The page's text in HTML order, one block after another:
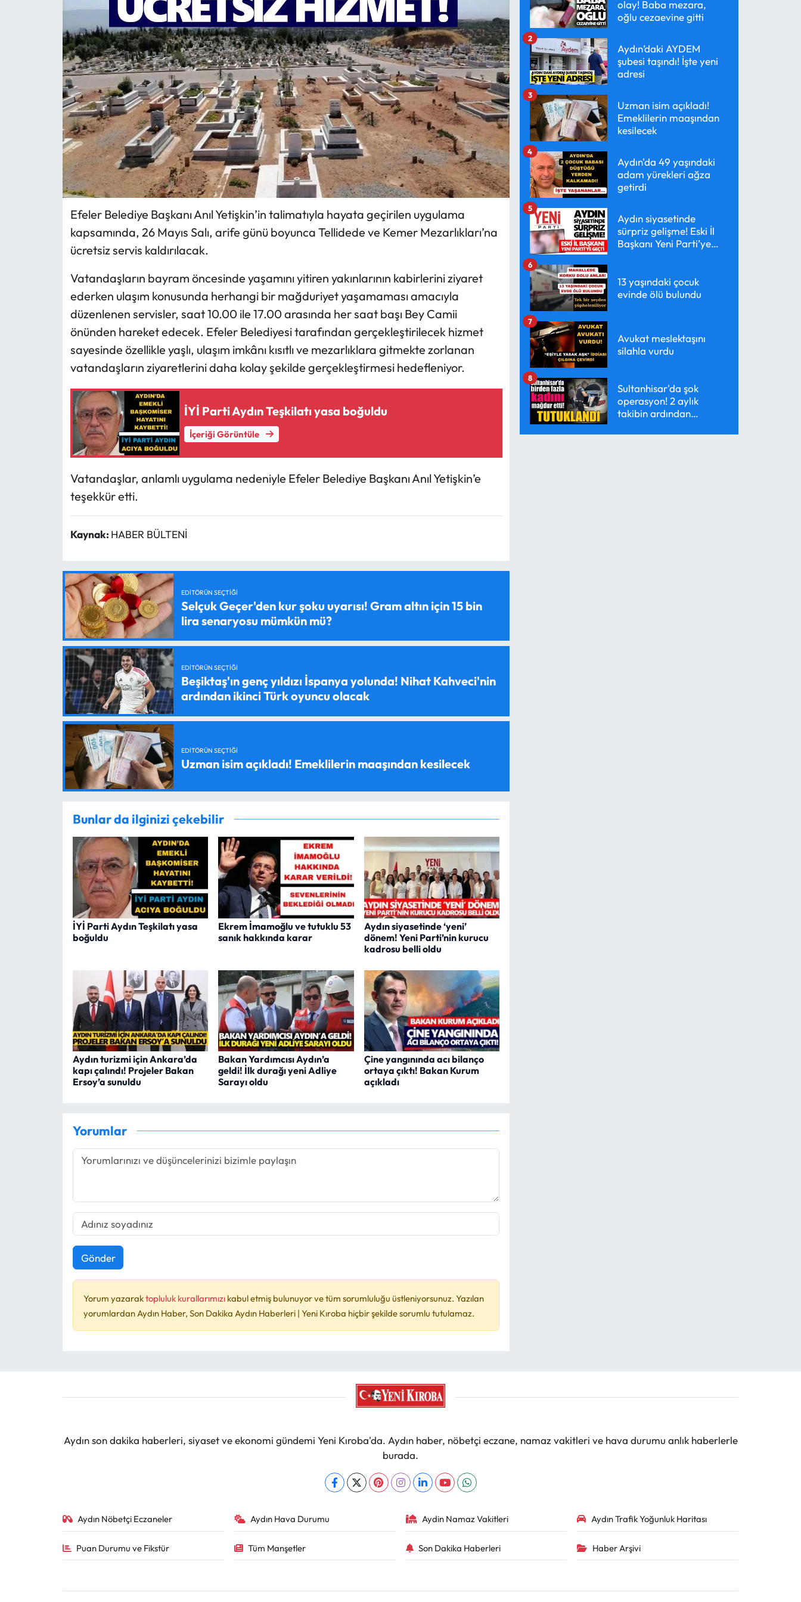
Efeler Belediye Başkanı Anıl Yetişkin’in talimatıyla hayata geçirilen uygulama
kapsamında, 26 Mayıs Salı, arife günü boyunca Tellidede ve Kemer Mezarlıkları’na
ücretsiz servis kaldırılacak.
Vatandaşların bayram öncesinde yaşamını yitiren yakınlarının kabirlerini ziyaret
ederken ulaşım konusunda herhangi bir mağduriyet yaşamaması amacıyla
düzenlenen servisler, saat 10.00 ile 17.00 arasında her saat başı Bey Camii
önünden hareket edecek. Efeler Belediyesi tarafından gerçekleştirilecek hizmet
sayesinde özellikle yaşlı, ulaşım imkânı kısıtlı ve mezarlıklara gitmekte zorlanan
vatandaşların ziyaretlerini daha kolay şekilde gerçekleştirmesi hedefleniyor.
İYİ Parti Aydın Teşkilatı yasa boğuldu
İçeriği Görüntüle
Vatandaşlar, anlamlı uygulama nedeniyle Efeler Belediye Başkanı Anıl Yetişkin’e
teşekkür etti.
Kaynak: HABER BÜLTENİ
EDITÖRÜN SEÇTIĞI
Selçuk Geçer'den kur şoku uyarısı! Gram altın için 15 bin
lira senaryosu mümkün mü?
EDITÖRÜN SEÇTIĞI
Beşiktaş'ın genç yıldızı İspanya yolunda! Nihat Kahveci'nin
ardından ikinci Türk oyuncu olacak
EDITÖRÜN SEÇTIĞI
Uzman isim açıkladı! Emeklilerin maaşından kesilecek
Bunlar da ilginizi çekebilir
İYİ Parti Aydın Teşkilatı yasa
boğuldu
Ekrem İmamoğlu ve tutuklu 53
sanık hakkında karar
Aydın siyasetinde ‘yeni’
dönem! Yeni Parti’nin kurucu
kadrosu belli oldu
Aydın turizmi için Ankara’da
kapı çalındı! Projeler Bakan
Ersoy’a sunuldu
Bakan Yardımcısı Aydın’a
geldi! İlk durağı yeni Adliye
Sarayı oldu
Çine yangınında acı bilanço
ortaya çıktı! Bakan Kurum
açıkladı
Yorumlar
Gönder
Yorum yazaraktopluluk kurallarımızı kabul etmiş bulunuyor ve tüm sorumluluğu üstleniyorsunuz. Yazılan
yorumlardan Aydın Haber, Son Dakika Aydın Haberleri | Yeni Kıroba hiçbir şekilde sorumlu tutulamaz.
olay! Baba mezara,
oğlu cezaevine gitti
Aydın’daki AYDEM
şubesi taşındı! İşte yeni
adresi
2
Uzman isim açıkladı!
Emeklilerin maaşından
kesilecek
3
Aydın'da 49 yaşındaki
adam yürekleri ağza
getirdi
4
Aydın siyasetinde
sürpriz gelişme! Eski İl
Başkanı Yeni Parti’ye
5
13 yaşındaki çocuk
evinde ölü bulundu
6
Avukat meslektaşını
silahla vurdu
7
Sultanhisar'da şok
operasyon! 2 aylık
takibin ardından
8
Aydın son dakika haberleri, siyaset ve ekonomi gündemi Yeni Kıroba'da. Aydın haber, nöbetçi eczane, namaz vakitleri ve hava durumu anlık haberlerle
burada.
Aydın Nöbetçi Eczaneler Aydın Hava Durumu Aydin Namaz Vakitleri Aydın Trafik Yoğunluk Haritası
Puan Durumu ve Fikstür Tüm Manşetler Son Dakika Haberleri Haber Arşivi
SAĞLIK
SİYASET
TARIM
TURİZM
RESMİ İLANLAR